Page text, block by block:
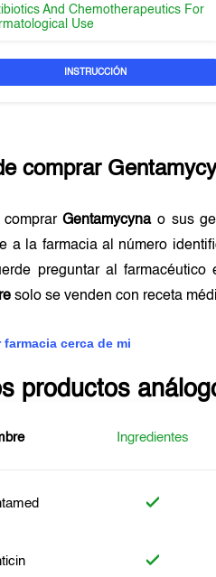
And Chemotherapeutics For
Use
INSTRUCCIÓN
comprar
comprarGentamycynao sus
a la farmacia al número
preguntar al
solo se venden con receta
farmacia cerca de mi
productos
Ingredientes